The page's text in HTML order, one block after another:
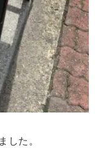
した。